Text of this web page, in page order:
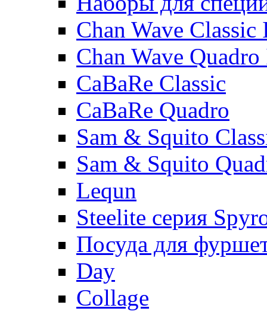
Chan Wave
Chan Wave
CaBaRe Classic
CaBaRe Quadro
Sam & Squito
Sam & Squito
Lequn
Steelite серия
Посуда для
Day
Collage